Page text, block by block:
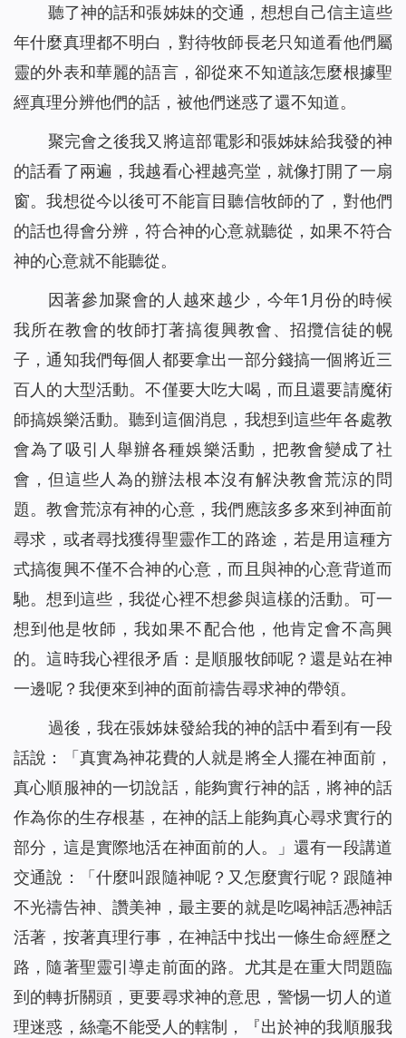
聽了神的話和張姊妹的交通，想想自己信主這些
年什麼真理都不明白，對待牧師長老只知道看他們屬
靈的外表和華麗的語言，卻從來不知道該怎麼根據聖
經真理分辨他們的話，被他們迷惑了還不知道。
聚完會之後我又將這部電影和張姊妹給我發的神
的話看了兩遍，我越看心裡越亮堂，就像打開了一扇
窗。我想從今以後可不能盲目聽信牧師的了，對他們
的話也得會分辨，符合神的心意就聽從，如果不符合
神的心意就不能聽從。
因著參加聚會的人越來越少，今年1月份的時候
我所在教會的牧師打著搞復興教會、招攬信徒的幌
子，通知我們每個人都要拿出一部分錢搞一個將近三
百人的大型活動。不僅要大吃大喝，而且還要請魔術
師搞娛樂活動。聽到這個消息，我想到這些年各處教
會為了吸引人舉辦各種娛樂活動，把教會變成了社
會，但這些人為的辦法根本沒有解決教會荒涼的問
題。教會荒涼有神的心意，我們應該多多來到神面前
尋求，或者尋找獲得聖靈作工的路途，若是用這種方
式搞復興不僅不合神的心意，而且與神的心意背道而
馳。想到這些，我從心裡不想參與這樣的活動。可一
想到他是牧師，我如果不配合他，他肯定會不高興
的。這時我心裡很矛盾：是順服牧師呢？還是站在神
一邊呢？我便來到神的面前禱告尋求神的帶領。
過後，我在張姊妹發給我的神的話中看到有一段
話說：「 真實為神花費的人就是將全人擺在神面前，
真心順服神的一切說話，能夠實行神的話，將神的話
作為你的生存根基，在神的話上能夠真心尋求實行的
部分，這是實際地活在神面前的人。
」還有一段講道
交通說：「什麼叫跟隨神呢？又怎麼實行呢？跟隨神
不光禱告神、讚美神，最主要的就是吃喝神話憑神話
活著，按著真理行事，在神話中找出一條生命經歷之
路，隨著聖靈引導走前面的路。尤其是在重大問題臨
到的轉折關頭，更要尋求神的意思，警惕一切人的道
理迷惑，絲毫不能受人的轄制，『出於神的我順服我